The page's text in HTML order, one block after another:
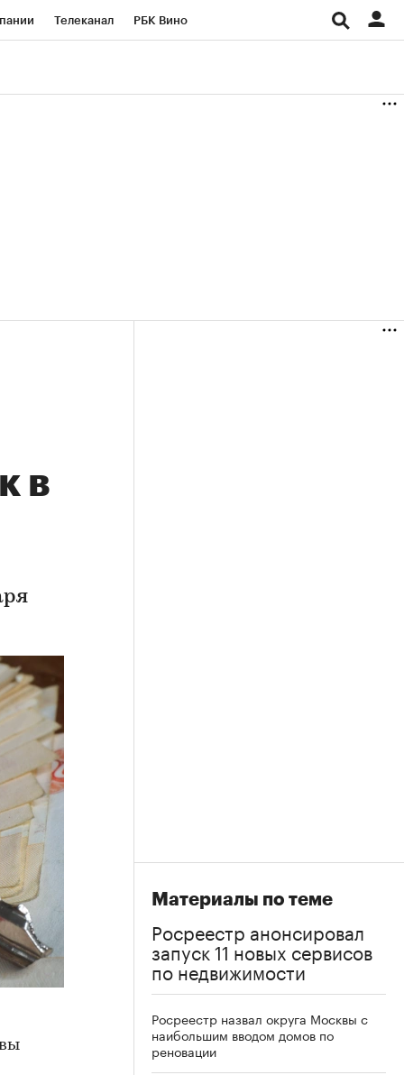
Телеканал РБК Вино
в
Материалы по теме
Росреестр анонсировал
запуск 11 новых сервисов
по недвижимости
Росреестр назвал округа Москвы с
наибольшим вводом домов по
реновации